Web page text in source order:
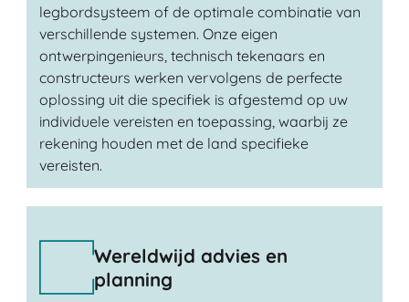
legbordsysteem of de optimale combinatie van
verschillende systemen. Onze eigen
ontwerpingenieurs, technisch tekenaars en
constructeurs werken vervolgens de perfecte
oplossing uit die specifiek is afgestemd op uw
individuele vereisten en toepassing, waarbij ze
rekening houden met de land specifieke
vereisten.
Wereldwijd advies en
planning